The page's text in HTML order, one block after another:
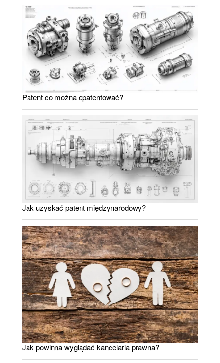
Patent co można opatentować?
Jak uzyskać patent międzynarodowy?
Jak powinna wyglądać kancelaria prawna?